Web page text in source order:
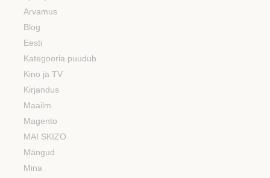
Arvamus
Blog
Eesti
Kategooria puudub
Kino ja TV
Kirjandus
Maailm
Magento
MAI SKIZO
Mängud
Mina